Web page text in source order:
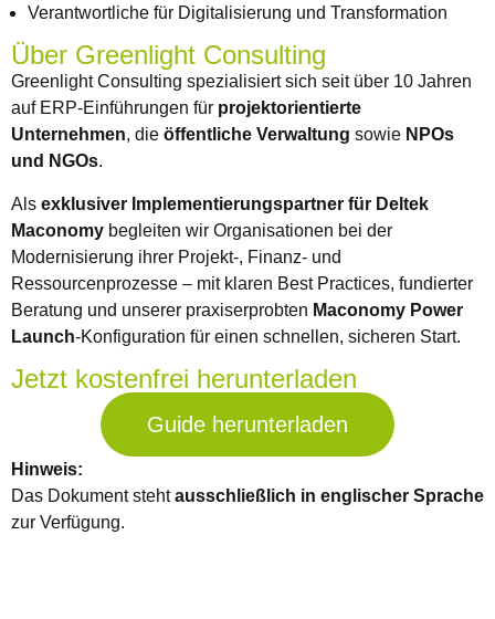
Verantwortliche für Digitalisierung und Transformation
Über Greenlight Consulting
Greenlight Consulting spezialisiert sich seit über 10 Jahren
auf ERP-Einführungen für projektorientierte
Unternehmen, die öffentliche Verwaltung sowie NPOs
und NGOs.
Als exklusiver Implementierungspartner für Deltek
Maconomy begleiten wir Organisationen bei der
Modernisierung ihrer Projekt-, Finanz- und
Ressourcenprozesse – mit klaren Best Practices, fundierter
Beratung und unserer praxiserprobten Maconomy Power
Launch-Konfiguration für einen schnellen, sicheren Start.
Jetzt kostenfrei herunterladen
Guide herunterladen
Hinweis:
Das Dokument stehtausschließlich in englischer Sprache
zur Verfügung.